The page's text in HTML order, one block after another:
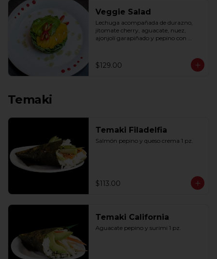
Veggie Salad
Lechuga acompañada de durazno,
jitomate cherry, aguacate, nuez,
ajonjolí garapiñado y pepino con
$129.00
Temaki
Temaki Filadelfia
Salmón pepino y queso crema 1 pz.
$113.00
Temaki California
Aguacate pepino y surimi 1 pz.